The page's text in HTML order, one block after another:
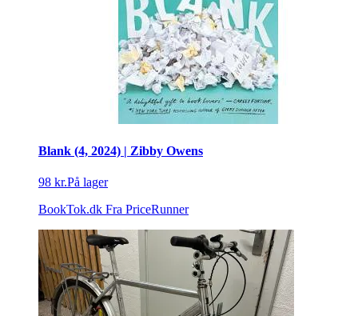
Blank (4, 2024) | Zibby Owens
98 kr.På lager
BookTok.dk Fra PriceRunner